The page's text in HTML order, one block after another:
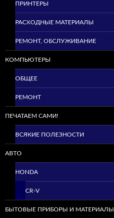
ПРИНТЕРЫ
РАСХОДНЫЕ МАТЕРИАЛЫ
РЕМОНТ, ОБСЛУЖИВАНИЕ
КОМПЬЮТЕРЫ
ОБЩЕЕ
РЕМОНТ
ПЕЧАТАЕМ САМИ!
ВСЯКИЕ ПОЛЕЗНОСТИ
АВТО
HONDA
CR-V
БЫТОВЫЕ ПРИБОРЫ И МАТЕРИАЛЫ